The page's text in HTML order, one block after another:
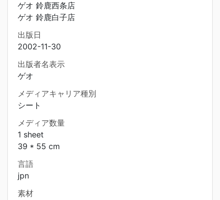
ゲオ 鈴鹿西条店
ゲオ 鈴鹿白子店
出版日
2002-11-30
出版者名表示
ゲオ
メディアキャリア種別
シート
メディア数量
1 sheet
39 * 55 cm
言語
jpn
素材